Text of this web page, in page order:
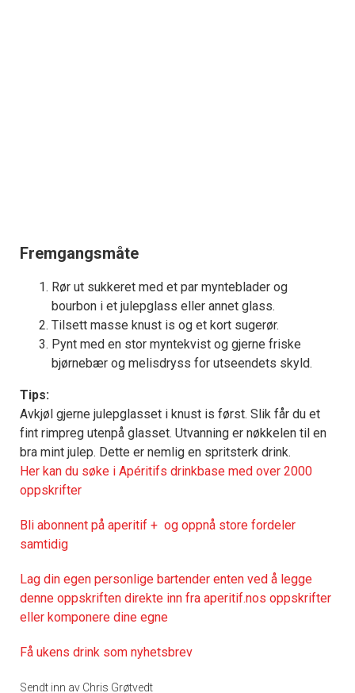
Fremgangsmåte
Rør ut sukkeret med et par mynteblader og
bourbon i et julepglass eller annet glass.
Tilsett masse knust is og et kort sugerør.
Pynt med en stor myntekvist og gjerne friske
bjørnebær og melisdryss for utseendets skyld.
Tips:
Avkjøl gjerne julepglasset i knust is først. Slik får du et
fint rimpreg utenpå glasset. Utvanning er nøkkelen til en
bra mint julep. Dette er nemlig en spritsterk drink.
Her kan du søke i Apéritifs drinkbase med over 2000
oppskrifter
Bli abonnent på aperitif + og oppnå store fordeler
samtidig
Lag din egen personlige bartender enten ved å legge
denne oppskriften direkte inn fra aperitif.nos oppskrifter
eller komponere dine egne
Få ukens drink som nyhetsbrev
Sendt inn av Chris Grøtvedt